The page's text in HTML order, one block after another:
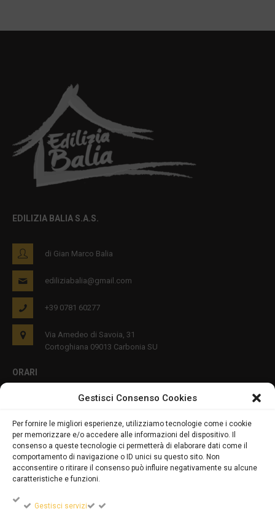
Gestisci Consenso Cookies
Per fornire le migliori esperienze, utilizziamo tecnologie come i cookie
per memorizzare e/o accedere alle informazioni del dispositivo. Il
consenso a queste tecnologie ci permetterà di elaborare dati come il
comportamento di navigazione o ID unici su questo sito. Non
acconsentire o ritirare il consenso può influire negativamente su alcune
caratteristiche e funzioni.
Gestisci servizi
EDILIZIA BALIA S.A.S.
di Gian Marco Balia
ediliziabalia@gmail.com
+39 0781 60277
Via Amedeo di Savoia, 31
Cortoghiana 09013 Carbonia SU
ORARI
PRIVACY E COOKIES
DICHIARAZIONE SULLA PRIVACY (UE)